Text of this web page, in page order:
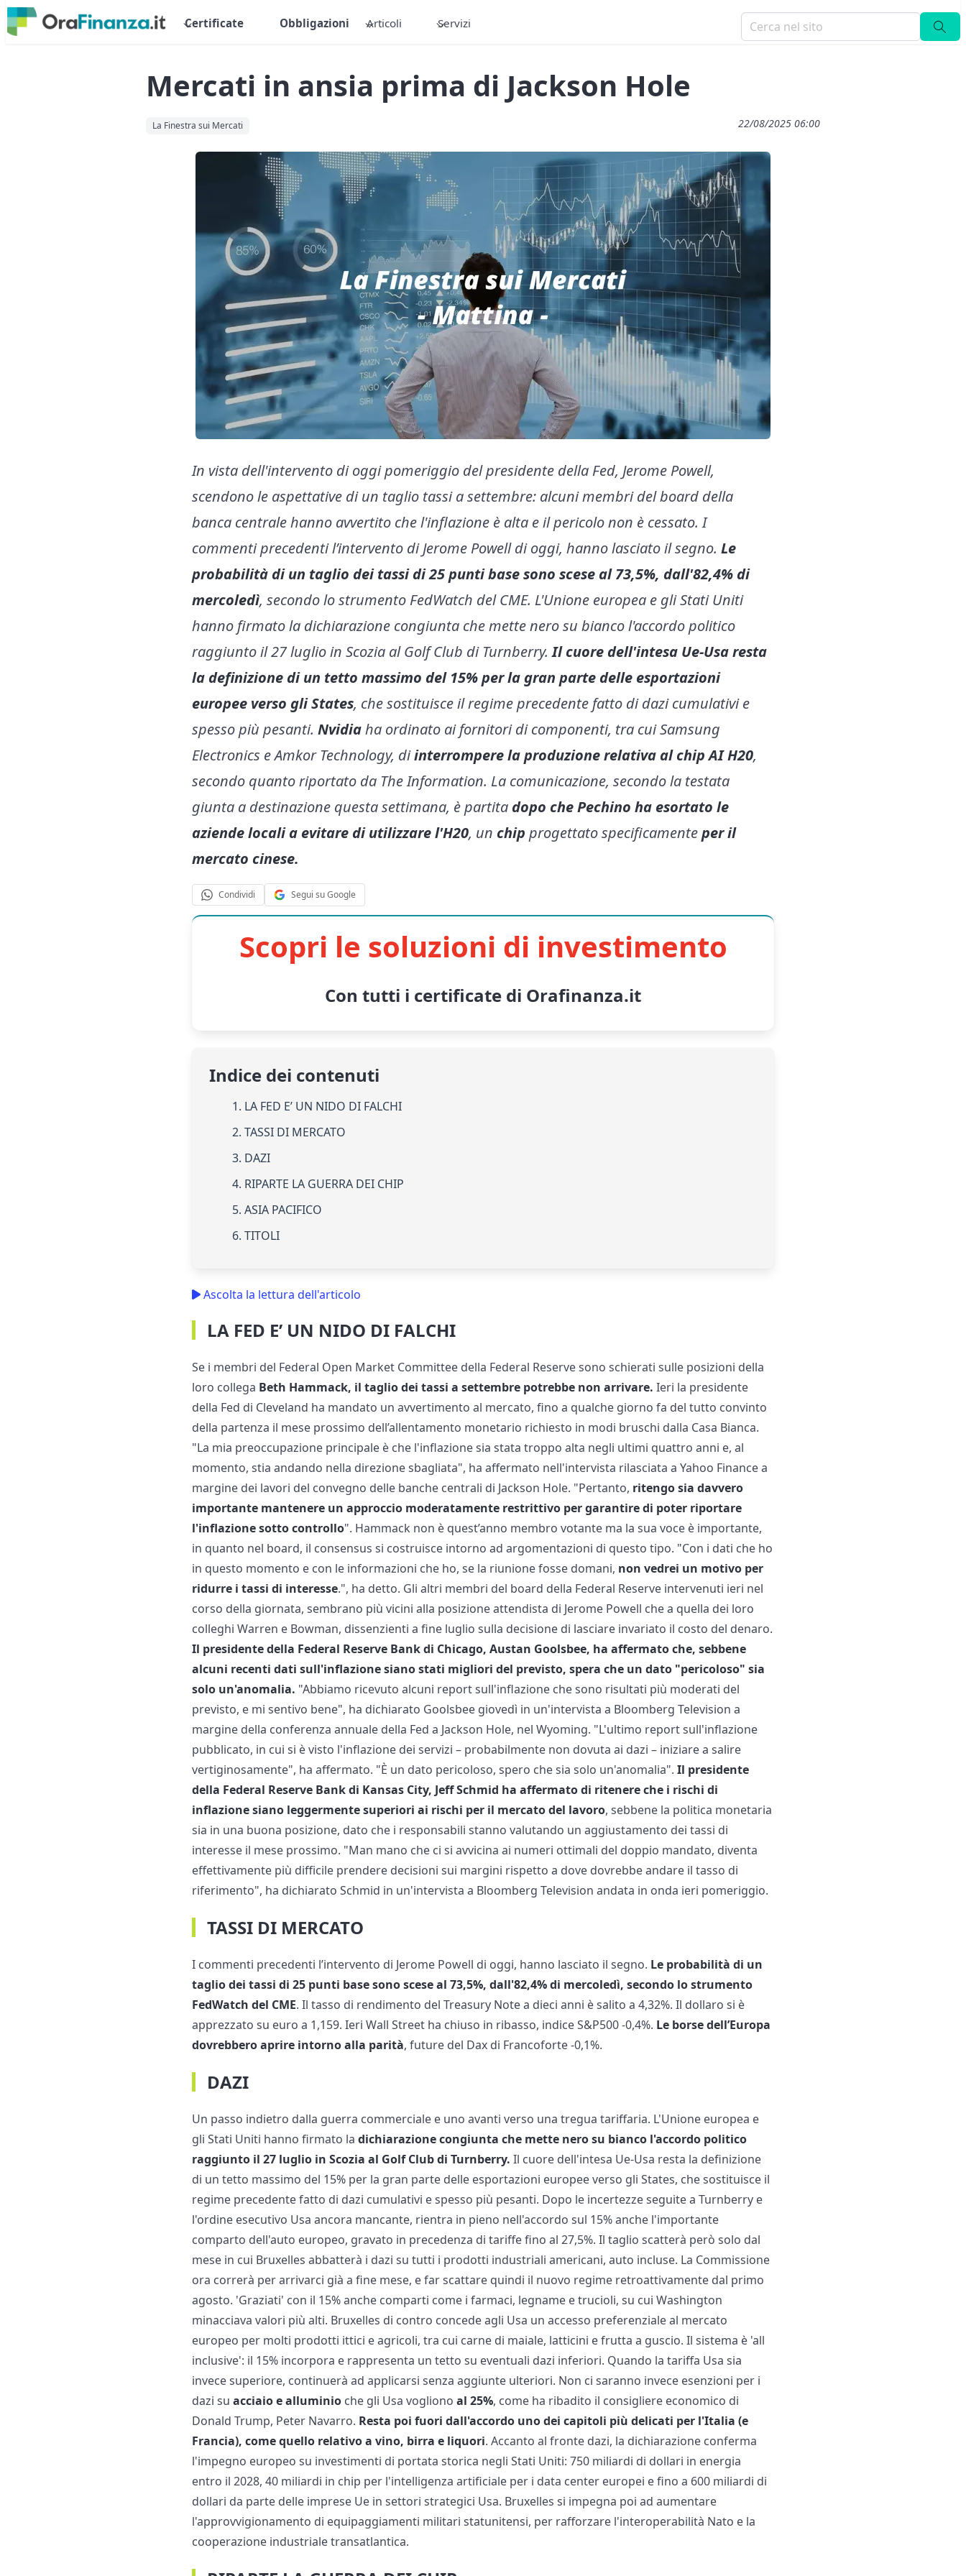
Certificate Obbligazioni Articoli Servizi
Mercati in ansia prima di Jackson Hole
La Finestra sui Mercati 22/08/2025 06:00
In vista dell'intervento di oggi pomeriggio del presidente della Fed, Jerome Powell,
scendono le aspettative di un taglio tassi a settembre: alcuni membri del board della
banca centrale hanno avvertito che l'inflazione è alta e il pericolo non è cessato. I
commenti precedenti l’intervento di Jerome Powell di oggi, hanno lasciato il segno.Le
probabilità di un taglio dei tassi di 25 punti base sono scese al 73,5%, dall'82,4% di
mercoledì, secondo lo strumento FedWatch del CME. L'Unione europea e gli Stati Uniti
hanno firmato la dichiarazione congiunta che mette nero su bianco l'accordo politico
raggiunto il 27 luglio in Scozia al Golf Club di Turnberry. Il cuore dell'intesa Ue-Usa resta
la definizione di un tetto massimo del 15% per la gran parte delle esportazioni
europee verso gli States, che sostituisce il regime precedente fatto di dazi cumulativi e
spesso più pesanti. Nvidiaha ordinato ai fornitori di componenti, tra cui Samsung
Electronics e Amkor Technology, diinterrompere la produzione relativa al chip AI H20,
secondo quanto riportato da The Information. La comunicazione, secondo la testata
giunta a destinazione questa settimana, è partita dopo che Pechino ha esortato le
aziende locali a evitare di utilizzare l'H20, un chipprogettato specificamenteper il
mercato cinese.
Condividi Segui su Google
Scopri le soluzioni di investimento
Con tutti i certificate di Orafinanza.it
Indice dei contenuti
1. LA FED E’ UN NIDO DI FALCHI
2. TASSI DI MERCATO
3. DAZI
4. RIPARTE LA GUERRA DEI CHIP
5. ASIA PACIFICO
6. TITOLI
Ascolta la lettura dell'articolo
LA FED E’ UN NIDO DI FALCHI
Se i membri del Federal Open Market Committee della Federal Reserve sono schierati sulle posizioni della
loro collega Beth Hammack, il taglio dei tassi a settembre potrebbe non arrivare. Ieri la presidente
della Fed di Cleveland ha mandato un avvertimento al mercato, fino a qualche giorno fa del tutto convinto
della partenza il mese prossimo dell’allentamento monetario richiesto in modi bruschi dalla Casa Bianca.
"La mia preoccupazione principale è che l'inflazione sia stata troppo alta negli ultimi quattro anni e, al
momento, stia andando nella direzione sbagliata", ha affermato nell'intervista rilasciata a Yahoo Finance a
margine dei lavori del convegno delle banche centrali di Jackson Hole. "Pertanto, ritengo sia davvero
importante mantenere un approccio moderatamente restrittivo per garantire di poter riportare
l'inflazione sotto controllo". Hammack non è quest’anno membro votante ma la sua voce è importante,
in quanto nel board, il consensus si costruisce intorno ad argomentazioni di questo tipo. "Con i dati che ho
in questo momento e con le informazioni che ho, se la riunione fosse domani, non vedrei un motivo per
ridurre i tassi di interesse.", ha detto. Gli altri membri del board della Federal Reserve intervenuti ieri nel
corso della giornata, sembrano più vicini alla posizione attendista di Jerome Powell che a quella dei loro
colleghi Warren e Bowman, dissenzienti a fine luglio sulla decisione di lasciare invariato il costo del denaro.
Il presidente della Federal Reserve Bank di Chicago, Austan Goolsbee, ha affermato che, sebbene
alcuni recenti dati sull'inflazione siano stati migliori del previsto, spera che un dato "pericoloso" sia
solo un'anomalia. "Abbiamo ricevuto alcuni report sull'inflazione che sono risultati più moderati del
previsto, e mi sentivo bene", ha dichiarato Goolsbee giovedì in un'intervista a Bloomberg Television a
margine della conferenza annuale della Fed a Jackson Hole, nel Wyoming. "L'ultimo report sull'inflazione
pubblicato, in cui si è visto l'inflazione dei servizi – probabilmente non dovuta ai dazi – iniziare a salire
vertiginosamente", ha affermato. "È un dato pericoloso, spero che sia solo un'anomalia".Il presidente
della Federal Reserve Bank di Kansas City, Jeff Schmid ha affermato di ritenere che i rischi di
inflazione siano leggermente superiori ai rischi per il mercato del lavoro, sebbene la politica monetaria
sia in una buona posizione, dato che i responsabili stanno valutando un aggiustamento dei tassi di
interesse il mese prossimo. "Man mano che ci si avvicina ai numeri ottimali del doppio mandato, diventa
effettivamente più difficile prendere decisioni sui margini rispetto a dove dovrebbe andare il tasso di
riferimento", ha dichiarato Schmid in un'intervista a Bloomberg Television andata in onda ieri pomeriggio.
TASSI DI MERCATO
I commenti precedenti l’intervento di Jerome Powell di oggi, hanno lasciato il segno. Le probabilità di un
taglio dei tassi di 25 punti base sono scese al 73,5%, dall'82,4% di mercoledì, secondo lo strumento
FedWatch del CME. Il tasso di rendimento del Treasury Note a dieci anni è salito a 4,32%. Il dollaro si è
apprezzato su euro a 1,159. Ieri Wall Street ha chiuso in ribasso, indice S&P500 -0,4%. Le borse dell’Europa
dovrebbero aprire intorno alla parità, future del Dax di Francoforte -0,1%.
DAZI
Un passo indietro dalla guerra commerciale e uno avanti verso una tregua tariffaria. L'Unione europea e
gli Stati Uniti hanno firmato ladichiarazione congiunta che mette nero su bianco l'accordo politico
raggiunto il 27 luglio in Scozia al Golf Club di Turnberry. Il cuore dell'intesa Ue-Usa resta la definizione
di un tetto massimo del 15% per la gran parte delle esportazioni europee verso gli States, che sostituisce il
regime precedente fatto di dazi cumulativi e spesso più pesanti. Dopo le incertezze seguite a Turnberry e
l'ordine esecutivo Usa ancora mancante, rientra in pieno nell'accordo sul 15% anche l'importante
comparto dell'auto europeo, gravato in precedenza di tariffe fino al 27,5%. Il taglio scatterà però solo dal
mese in cui Bruxelles abbatterà i dazi su tutti i prodotti industriali americani, auto incluse. La Commissione
ora correrà per arrivarci già a fine mese, e far scattare quindi il nuovo regime retroattivamente dal primo
agosto. 'Graziati' con il 15% anche comparti come i farmaci, legname e trucioli, su cui Washington
minacciava valori più alti. Bruxelles di contro concede agli Usa un accesso preferenziale al mercato
europeo per molti prodotti ittici e agricoli, tra cui carne di maiale, latticini e frutta a guscio. Il sistema è 'all
inclusive': il 15% incorpora e rappresenta un tetto su eventuali dazi inferiori. Quando la tariffa Usa sia
invece superiore, continuerà ad applicarsi senza aggiunte ulteriori. Non ci saranno invece esenzioni per i
dazi suacciaio e alluminio che gli Usa voglionoal 25%, come ha ribadito il consigliere economico di
Donald Trump, Peter Navarro. Resta poi fuori dall'accordo uno dei capitoli più delicati per l'Italia (e
Francia), come quello relativo a vino, birra e liquori. Accanto al fronte dazi, la dichiarazione conferma
l'impegno europeo su investimenti di portata storica negli Stati Uniti: 750 miliardi di dollari in energia
entro il 2028, 40 miliardi in chip per l'intelligenza artificiale per i data center europei e fino a 600 miliardi di
dollari da parte delle imprese Ue in settori strategici Usa. Bruxelles si impegna poi ad aumentare
l'approvvigionamento di equipaggiamenti militari statunitensi, per rafforzare l'interoperabilità Nato e la
cooperazione industriale transatlantica.